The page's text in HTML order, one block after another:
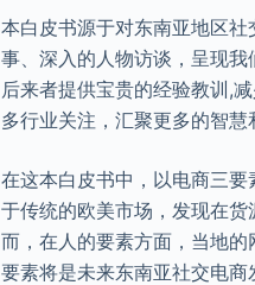
本白皮书源于对东南亚地区
事、深入的人物访谈，呈现
后来者提供宝贵的经验教训,
多行业关注，汇聚更多的智慧
在这本白皮书中，以电商三
于传统的欧美市场，发现在
而，在人的要素方面，当地
要素将是未来东南亚社交电商